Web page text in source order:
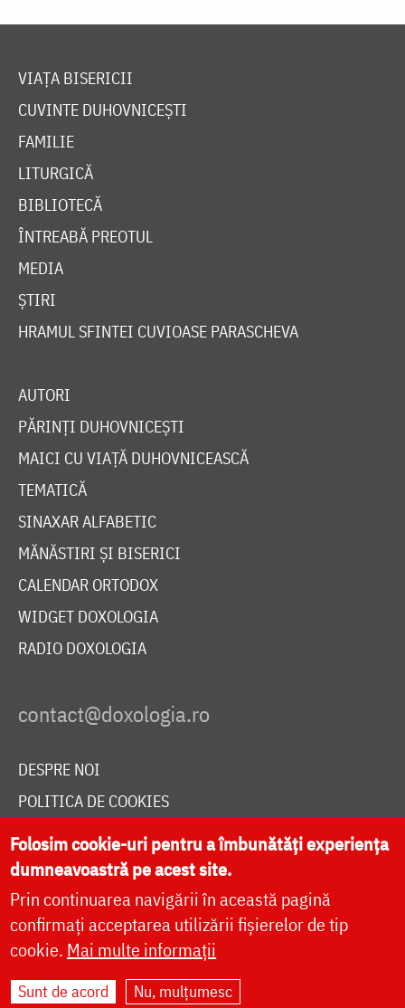
VIAȚA BISERICII
CUVINTE DUHOVNICEȘTI
FAMILIE
LITURGICĂ
BIBLIOTECĂ
ÎNTREABĂ PREOTUL
MEDIA
ȘTIRI
HRAMUL SFINTEI CUVIOASE PARASCHEVA
AUTORI
PĂRINȚI DUHOVNICEȘTI
MAICI CU VIAȚĂ DUHOVNICEASCĂ
TEMATICĂ
SINAXAR ALFABETIC
MĂNĂSTIRI ȘI BISERICI
CALENDAR ORTODOX
WIDGET DOXOLOGIA
RADIO DOXOLOGIA
DESPRE NOI
POLITICA DE COOKIES
DONEAZĂ ONLINE PENTRU CATEDRALA NAȚIONALĂ
LIVE
Site dezvoltat deDOXOLOGIA MEDIA
Folosim cookie-uri pentru a îmbunătăți experiența
dumneavoastră pe acest site.
Prin continuarea navigării în această pagină
confirmați acceptarea utilizării fișierelor de tip
cookie. Mai multe informații
Sunt de acord Nu, mulțumesc